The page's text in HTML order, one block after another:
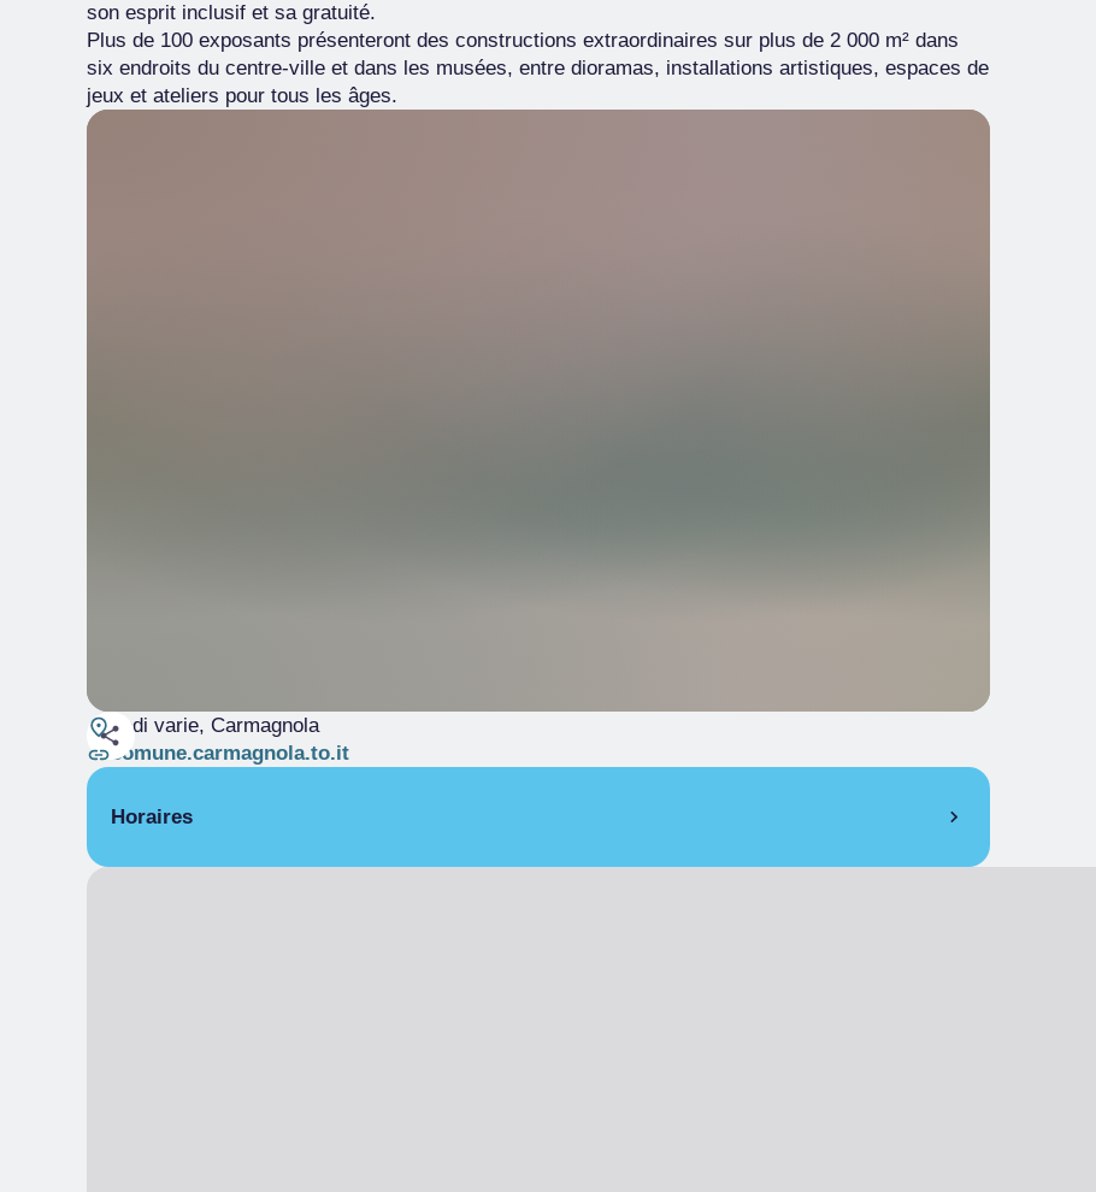
son esprit inclusif et sa gratuité.
Plus de 100 exposants présenteront des constructions extraordinaires sur plus de 2 000 m² dans
six endroits du centre-ville et dans les musées, entre dioramas, installations artistiques, espaces de
jeux et ateliers pour tous les âges.
sedi varie, Carmagnola
comune.carmagnola.to.it
Horaires